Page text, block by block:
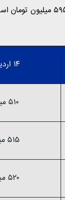
۱۴ اردیبهشت ۱۴۰۴
۵۱۰ میلیون تومان
۵۱۵ میلیون تومان
۵۲۰ میلیون تومان